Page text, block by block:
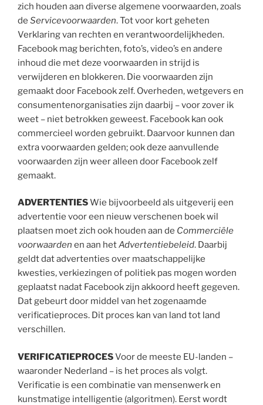
zich houden aan diverse algemene voorwaarden, zoals
de Servicevoorwaarden. Tot voor kort geheten
Verklaring van rechten en verantwoordelijkheden.
Facebook mag berichten, foto’s, video’s en andere
inhoud die met deze voorwaarden in strijd is
verwijderen en blokkeren. Die voorwaarden zijn
gemaakt door Facebook zelf. Overheden, wetgevers en
consumentenorganisaties zijn daarbij – voor zover ik
weet – niet betrokken geweest. Facebook kan ook
commercieel worden gebruikt. Daarvoor kunnen dan
extra voorwaarden gelden; ook deze aanvullende
voorwaarden zijn weer alleen door Facebook zelf
gemaakt.
ADVERTENTIESWie bijvoorbeeld als uitgeverij een
advertentie voor een nieuw verschenen boek wil
plaatsen moet zich ook houden aan de Commerciële
voorwaarden en aan hetAdvertentiebeleid. Daarbij
geldt dat advertenties over maatschappelijke
kwesties, verkiezingen of politiek pas mogen worden
geplaatst nadat Facebook zijn akkoord heeft gegeven.
Dat gebeurt door middel van het zogenaamde
verificatieproces. Dit proces kan van land tot land
verschillen.
VERIFICATIEPROCESVoor de meeste EU-landen –
waaronder Nederland – is het proces als volgt.
Verificatie is een combinatie van mensenwerk en
kunstmatige intelligentie (algoritmen). Eerst wordt